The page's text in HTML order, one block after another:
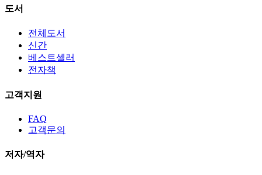
도서
전체도서
신간
베스트셀러
전자책
고객지원
FAQ
고객문의
저자/역자